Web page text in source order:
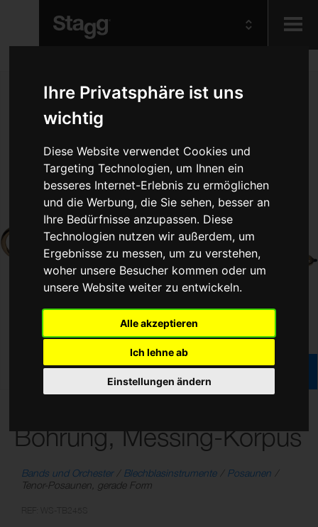
Ihre Privatsphäre ist uns
wichtig
Diese Website verwendet Cookies und
Targeting Technologien, um Ihnen ein
besseres Internet-Erlebnis zu ermöglichen
und die Werbung, die Sie sehen, besser an
Ihre Bedürfnisse anzupassen. Diese
Technologien nutzen wir außerdem, um
Ergebnisse zu messen, um zu verstehen,
woher unsere Besucher kommen oder um
unsere Website weiter zu entwickeln.
Alle akzeptieren
Ich lehne ab
Einstellungen ändern
Bohrung, Messing-Korpus
Bands und Orchester Blechblasinstrumente
Posaunen
Tenor-Posaunen, gerade Form